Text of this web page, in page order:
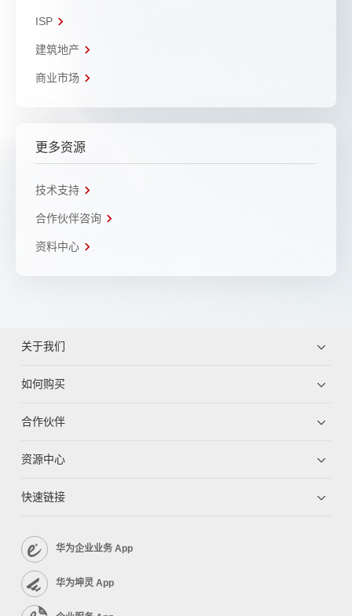
ISP
建筑地产
商业市场
更多资源
技术支持
合作伙伴咨询
资料中心
关于我们
如何购买
合作伙伴
资源中心
快速链接
华为企业业务 App
华为坤灵 App